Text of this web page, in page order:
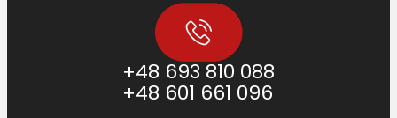
+48 693 810 088
+48 601 661 096